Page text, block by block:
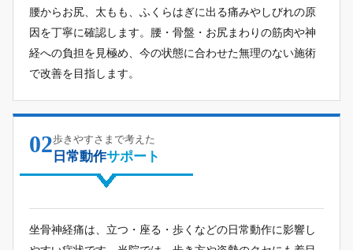
腰からお尻、太もも、ふくらはぎに出る痛みやしびれの原
因を丁寧に確認します。腰・骨盤・お尻まわりの筋肉や神
経への負担を見極め、今の状態に合わせた無理のない施術
で改善を目指します。
02歩きやすさまで考えた
日常動作サポート
坐骨神経痛は、立つ・座る・歩くなどの日常動作に影響し